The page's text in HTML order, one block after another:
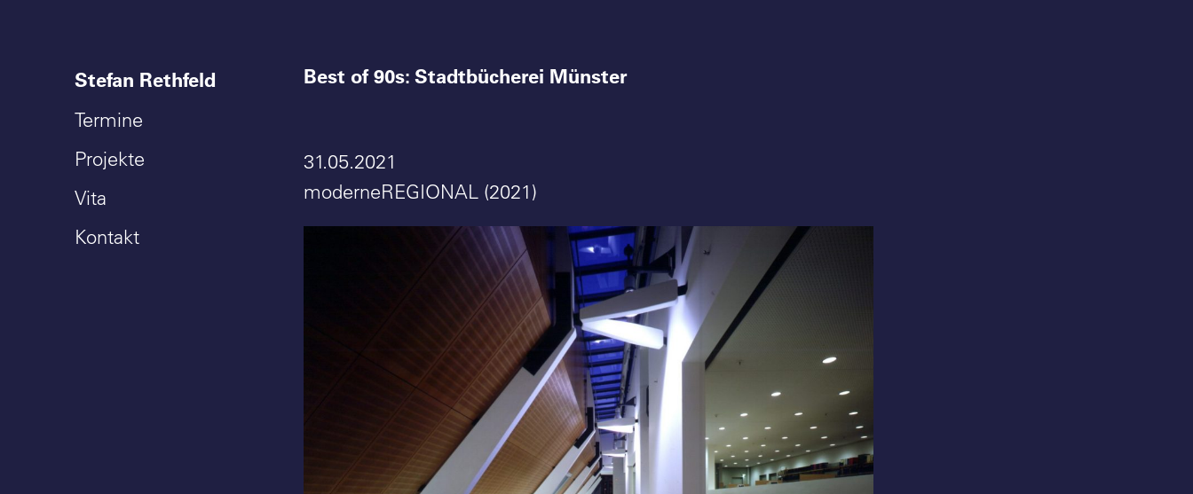
Stefan Rethfeld
Termine
Projekte
Vita
Kontakt
Best of 90s: Stadtbücherei Münster
31.05.2021
moderneREGIONAL (2021)